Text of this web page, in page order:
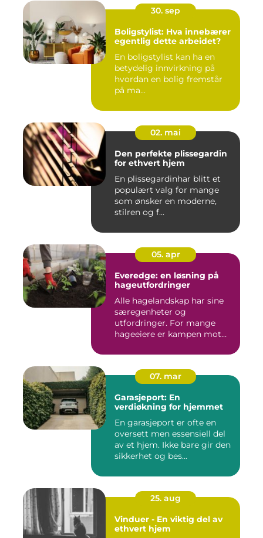
30. sep
Boligstylist: Hva innebærer
egentlig dette arbeidet?
En boligstylist kan ha en
betydelig innvirkning på
hvordan en bolig fremstår
på ma...
02. mai
Den perfekte plissegardin
for ethvert hjem
En plissegardinhar blitt et
populært valg for mange
som ønsker en moderne,
stilren og f...
05. apr
Everedge: en løsning på
hageutfordringer
Alle hagelandskap har sine
særegenheter og
utfordringer. For mange
hageeiere er kampen mot
07. mar
Garasjeport: En
verdiøkning for hjemmet
En garasjeport er ofte en
oversett men essensiell del
av et hjem. Ikke bare gir den
sikkerhet og bes...
25. aug
Vinduer - En viktig del av
ethvert hjem